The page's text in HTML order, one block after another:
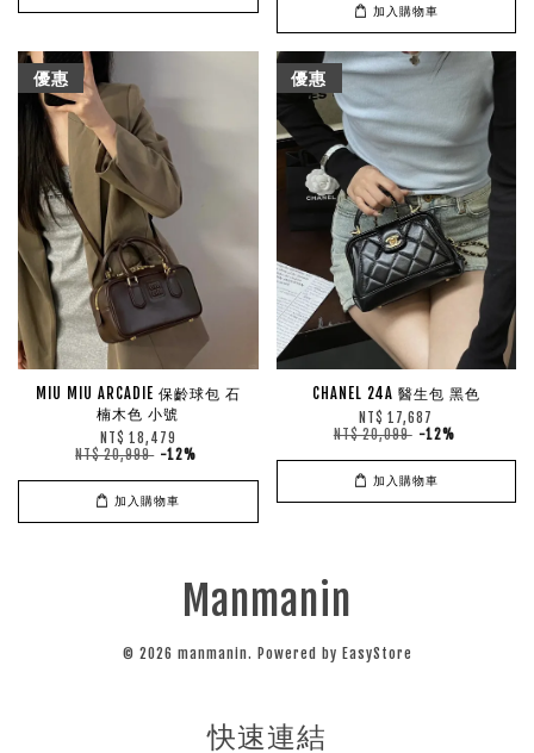
加入購物車
優惠
MIU MIU ARCADIE 保齡球包 石
楠木色 小號
NT$ 18,479
NT$ 20,999 -12%
加入購物車
優惠
CHANEL 24A 醫生包 黑色
NT$ 17,687
NT$ 20,099 -12%
加入購物車
Manmanin
© 2026 manmanin. Powered by EasyStore
快速連結